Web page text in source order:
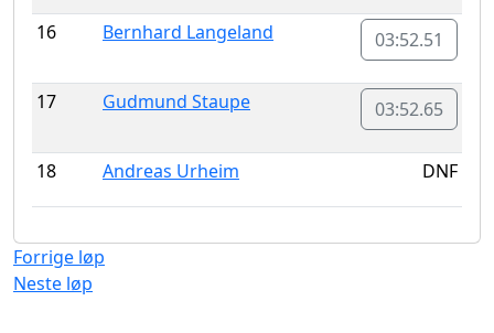
16 Bernhard Langeland 03:52.51
17 Gudmund Staupe 03:52.65
18 Andreas Urheim DNF
Forrige løp
Neste løp